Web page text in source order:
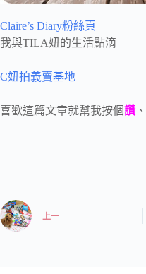
Claire’s Diary粉絲頁
我與TILA妞的生活點滴
C妞拍義賣基地
喜歡這篇文章就幫我按個讚 、
上一